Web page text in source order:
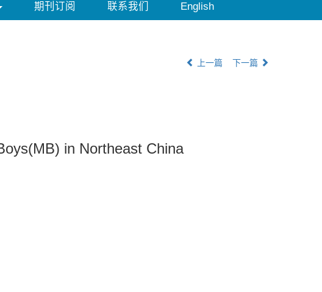
期刊订阅 联系我们 English
上一篇 下一篇
in Northeast China